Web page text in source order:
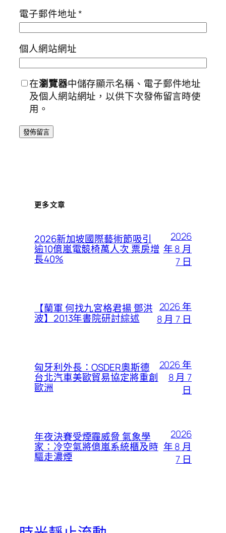
電子郵件地址*
個人網站網址
在瀏覽器中儲存顯示名稱、電子郵件地址
及個人網站網址，以供下次發佈留言時使
用。
更多文章
2026新加坡國際藝術節吸引
逾10億嵐電競椅萬人次 票房增
長40%
2026
年 8 月
7 日
【蘭軍 何找九宮格君揚 鄧洪
波】2013年書院研討綜述
2026 年
8 月 7 日
匈牙利外長：OSDER奧斯德
台北汽車美歐貿易協定將重創
歐洲
2026 年
8 月 7
日
年夜決賽受煙霾威脅 氣象學
家：冷空氣將億嵐系統櫃及時
驅走濃煙
2026
年 8 月
7 日